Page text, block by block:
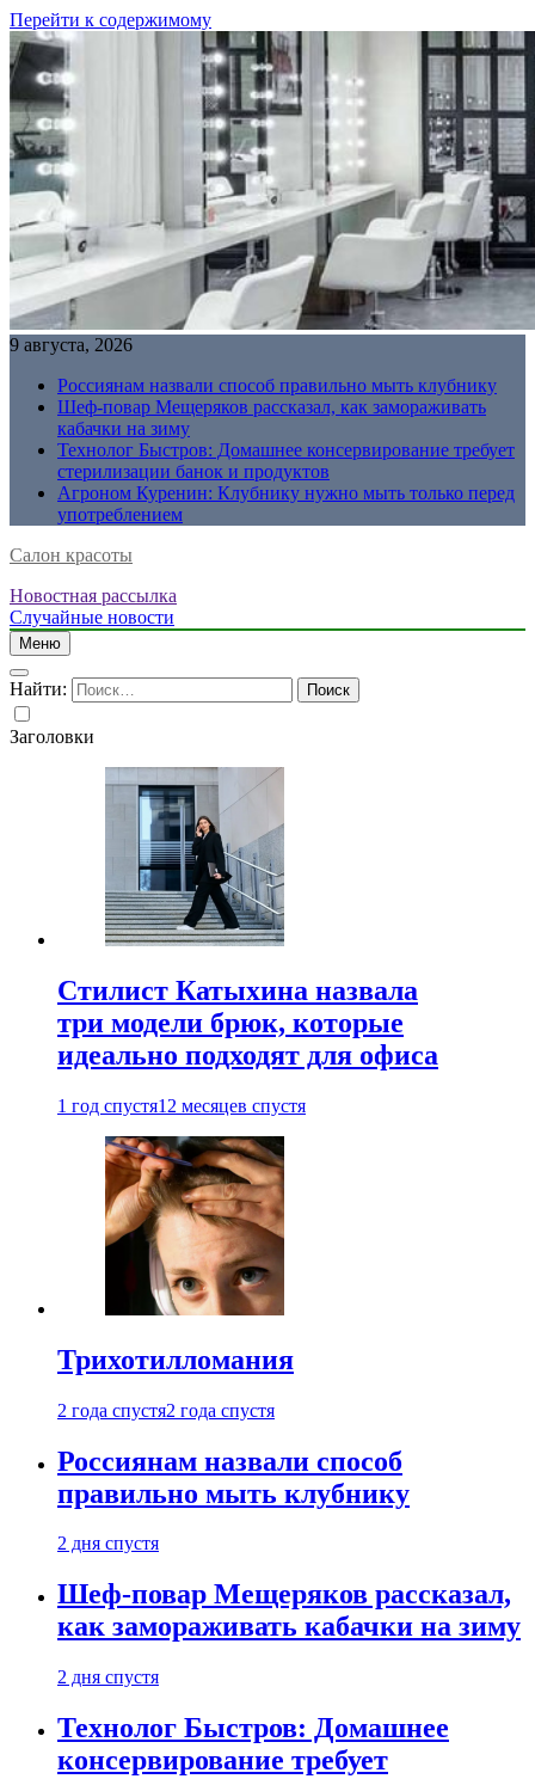
Перейти к содержимому
9 августа, 2026
Россиянам назвали способ правильно мыть клубнику
Шеф-повар Мещеряков рассказал, как замораживать
кабачки на зиму
Технолог Быстров: Домашнее консервирование требует
стерилизации банок и продуктов
Агроном Куренин: Клубнику нужно мыть только перед
употреблением
Салон красоты
Новостная рассылка
Случайные новости
Меню
Найти:
Заголовки
Стилист Катыхина назвала
три модели брюк, которые
идеально подходят для офиса
1 год спустя12 месяцев спустя
Трихотилломания
2 года спустя2 года спустя
Россиянам назвали способ
правильно мыть клубнику
2 дня спустя
Шеф-повар Мещеряков рассказал,
как замораживать кабачки на зиму
2 дня спустя
Технолог Быстров: Домашнее
консервирование требует